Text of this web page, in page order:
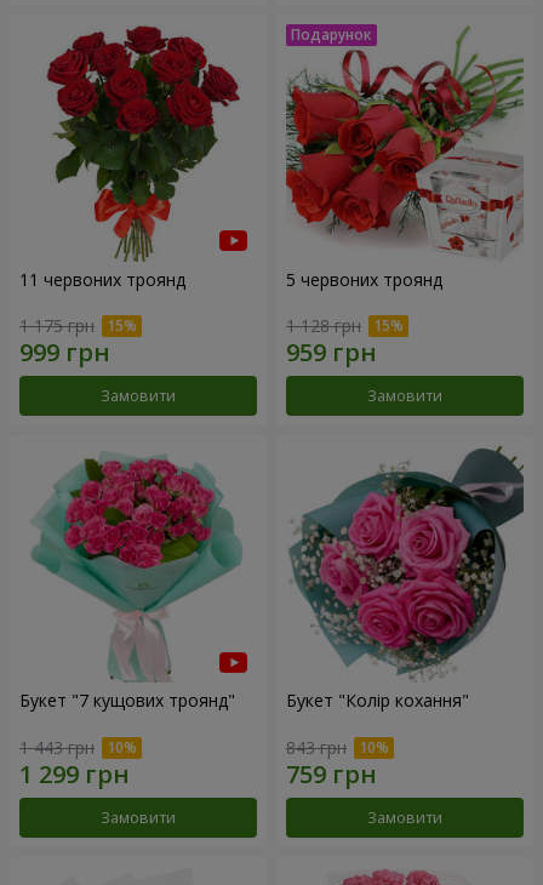
11 червоних троянд
1 175 грн
Замовити
5 червоних троянд
1 128 грн
Замовити
Букет "7 кущових троянд"
1 443 грн
Замовити
Букет "Колір кохання"
843 грн
Замовити